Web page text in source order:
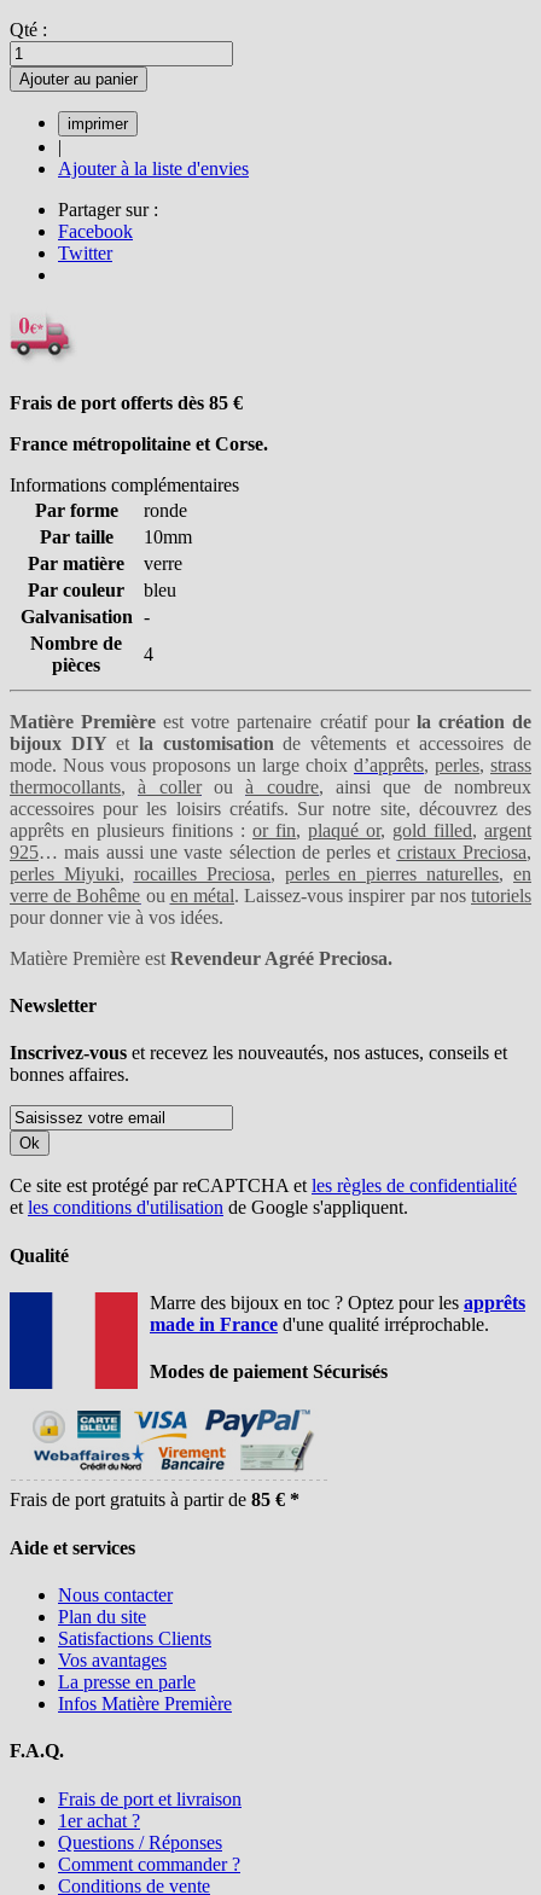
Qté :
Ajouter au panier
|
Ajouter à la liste d'envies
Partager sur :
Facebook
Twitter
Frais de port offerts dès 85 €
France métropolitaine et Corse.
Informations complémentaires
Par forme
ronde
Par taille
10mm
Par matière
verre
Par couleur
bleu
Galvanisation -
Nombre de
pièces
4
Matière Première est votre partenaire créatif pourla création de
bijoux DIY etla customisation de vêtements et accessoires de
mode. Nous vous proposons un large choix d’apprêts, perles, strass
thermocollants,à collerouà coudre, ainsi que de nombreux
accessoires pour les loisirs créatifs. Sur notre site, découvrez des
apprêts en plusieurs finitions : or fin, plaqué or, gold filled, argent
925… mais aussi une vaste sélection de perles et cristaux Preciosa,
perles Miyuki, rocailles Preciosa, perles en pierres naturelles, en
verre de Bohême ou en métal. Laissez-vous inspirer par nostutoriels
pour donner vie à vos idées.
Matière Première est Revendeur Agréé Preciosa.
Newsletter
Inscrivez-vous et recevez les nouveautés, nos astuces, conseils et
bonnes affaires.
Ok
Ce site est protégé par reCAPTCHA etles règles de confidentialité
etles conditions d'utilisation de Google s'appliquent.
Qualité
Marre des bijoux en toc ? Optez pour les apprêts
made in France d'une qualité irréprochable.
Modes de paiement Sécurisés
Frais de port gratuits à partir de 85 € *
Aide et services
Nous contacter
Plan du site
Satisfactions Clients
Vos avantages
La presse en parle
Infos Matière Première
F.A.Q.
Frais de port et livraison
1er achat ?
Questions / Réponses
Comment commander ?
Conditions de vente